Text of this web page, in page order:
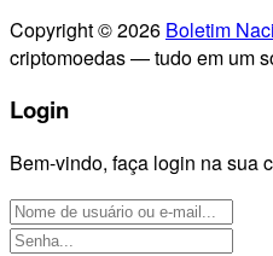
Copyright © 2026 Boletim
criptomoedas — tudo em um
Login
Bem-vindo, faça login na sua